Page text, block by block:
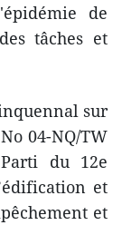
de
tâches et
sur
04-NQ/TW
du 12e
et
et